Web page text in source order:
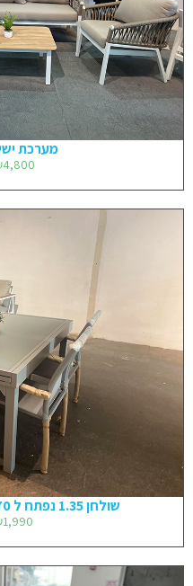
מערכת
4,800
שולחן 1.35 נפתח ל 2.70 + 4 כסאות אלומיניום
1,990